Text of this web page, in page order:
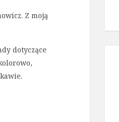
Z moją
dotyczące